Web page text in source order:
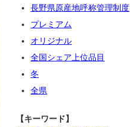
長野県原産地呼称管理制度
プレミアム
オリジナル
全国シェア上位品目
冬
全県
【キーワード】